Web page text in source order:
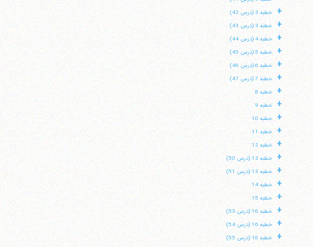
+ خطبه 3 (درس 42)
+ خطبه 3 (درس 43)
+ خطبه 4 (درس 44)
+ خطبه 5 (درس 45)
+ خطبه 6 (درس 46)
+ خطبه 7 (درس 47)
+ خطبه 8
+ خطبه 9
+ خطبه 10
+ خطبه 11
+ خطبه 12
+ خطبه 13 (درس 50)
+ خطبه 13 (درس 51)
+ خطبه 14
+ خطبه 15
+ خطبه 16 (درس 53)
+ خطبه 16 (درس 54)
+ خطبه 16 (درس 55)